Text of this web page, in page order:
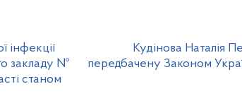
інфекції
закладу №
станом
Кудінова Наталія
передбачену Законом